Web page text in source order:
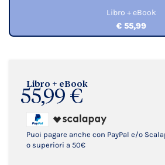
Libro + eBook
55,99 €
Puoi pagare anche con PayPal e/o
o superiori a 50€
Libro + eBook
€ 55,99